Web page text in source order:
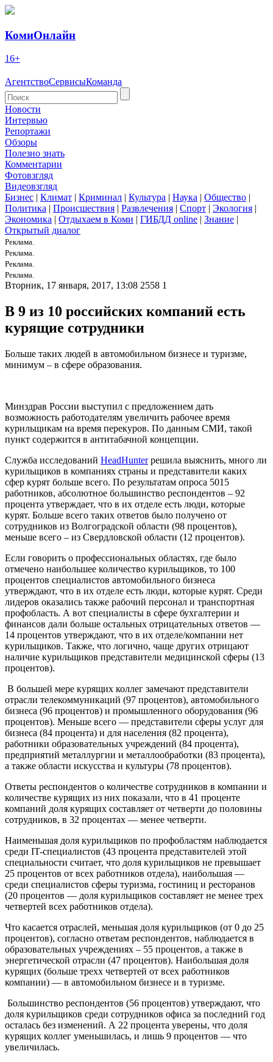
КомиОнлайн
16+
АгентствоСервисыКоманда
Новости
Интервью
Репортажи
Обзоры
Полезно знать
Комментарии
Фотовзгляд
Видеовзгляд
Бизнес | Климат | Криминал | Культура | Наука | Общество |
Политика | Происшествия | Развлечения | Спорт | Экология |
Экономика | Отдыхаем в Коми | ГИБДД online | Знание |
Открытый диалог
Реклама.
Реклама.
Реклама.
Реклама.
Вторник, 17 января, 2017, 13:08 2558 1
В 9 из 10 российских компаний есть
курящие сотрудники
Больше таких людей в автомобильном бизнесе и туризме,
минимум – в сфере образования.
Минздрав России выступил с предложением дать
возможность работодателям увеличить рабочее время
курильщикам на время перекуров. По данным СМИ, такой
пункт содержится в антитабачной концепции.
Служба исследований HeadHunterрешила выяснить, много ли
курильщиков в компаниях страны и представители каких
сфер курят больше всего. По результатам опроса 5015
работников, абсолютное большинство респондентов – 92
процента утверждает, что в их отделе есть люди, которые
курят. Больше всего таких ответов было получено от
сотрудников из Волгоградской области (98 процентов),
меньше всего – из Свердловской области (12 процентов).
Если говорить о профессиональных областях, где было
отмечено наибольшее количество курильщиков, то 100
процентов специалистов автомобильного бизнеса
утверждают, что в их отделе есть люди, которые курят. Среди
лидеров оказались также рабочий персонал и транспортная
профобласть. А вот специалисты в сфере бухгалтерии и
финансов дали больше остальных отрицательных ответов —
14 процентов утверждают, что в их отделе/компании нет
курильщиков. Также, что логично, чаще других отрицают
наличие курильщиков представители медицинской сферы (13
процентов).
В большей мере курящих коллег замечают представители
отрасли телекоммуникаций (97 процентов), автомобильного
бизнеса (96 процентов) и промышленного оборудования (96
процентов). Меньше всего — представители сферы услуг для
бизнеса (84 процента) и для населения (82 процента),
работники образовательных учреждений (84 процента),
предприятий металлургии и металлообработки (83 процента),
а также области искусства и культуры (78 процентов).
Ответы респондентов о количестве сотрудников в компании и
количестве курящих из них показали, что в 41 проценте
компаний доля курящих составляет от четверти до половины
сотрудников, в 32 процентах — менее четверти.
Наименьшая доля курильщиков по профобластям наблюдается
среди IT-специалистов (43 процента представителей этой
специальности считает, что доля курильщиков не превышает
25 процентов от всех работников отдела), наибольшая —
среди специалистов сферы туризма, гостиниц и ресторанов
(20 процентов — доля курильщиков составляет не менее трех
четвертей всех работников отдела).
Что касается отраслей, меньшая доля курильщиков (от 0 до 25
процентов), согласно ответам респондентов, наблюдается в
образовательных учреждениях – 55 процентов, а также в
энергетической отрасли (47 процентов). Наибольшая доля
курящих (больше трехх четвертей от всех работников
компании) — в автомобильном бизнесе и в туризме.
Большинство респондентов (56 процентов) утверждают, что
доля курильщиков среди сотрудников офиса за последний год
осталась без изменений. А 22 процента уверены, что доля
курящих коллег уменьшилась, и лишь 9 процентов — что
увеличилась.